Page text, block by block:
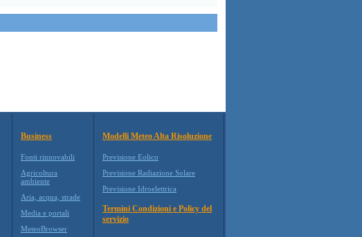
Business
Fonti rinnovabili
Agricoltura
ambiente
Aria, acqua, strade
Media e portali
MeteoBrowser
Modelli Meteo Alta Risoluzione
Previsione Eolico
Previsione Radiazione Solare
Previsione Idroelettrica
Termini Condizioni e Policy del
servizio